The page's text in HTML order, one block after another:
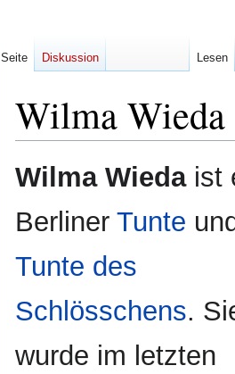
Wilma Wieda
Zur
Navigation
Zur
Suche
Wilma Wiedaist
Berliner Tunte
Tunte des
Schlösschens.
wurde im letzten
Seite Diskussion Lesen